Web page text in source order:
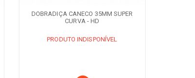
DOBRADIÇA CANECO 35MM SUPER
CURVA - HD
PRODUTO INDISPONÍVEL